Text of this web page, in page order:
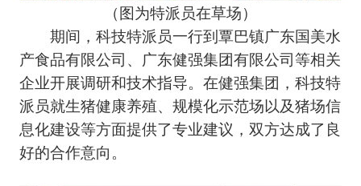
（图为特派员在草场）
期间，科技特派员一行到覃巴镇广东国美水
产食品有限公司、广东健强集团有限公司等相关
企业开展调研和技术指导。在健强集团，科技特
派员就生猪健康养殖、规模化示范场以及猪场信
息化建设等方面提供了专业建议，双方达成了良
好的合作意向。